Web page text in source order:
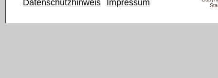
Datenschutzhinweis Impressum